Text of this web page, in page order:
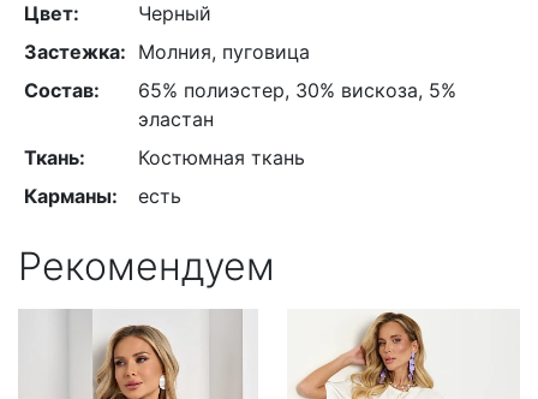
Цвет:
Черный
Застежка: Молния, пуговица
Состав:
65% полиэстер, 30% вискоза, 5%
эластан
Ткань:
Костюмная ткань
Карманы:
есть
Рекомендуем